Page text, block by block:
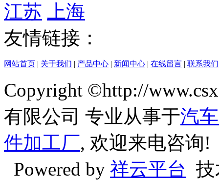
江苏
上海
友情链接：
网站首页 | 关于我们 | 产品中心 | 新闻中心 | 在线留言 | 联系我们
Copyright ©http://
有限公司 专业从事于汽
件加工厂, 欢迎来电咨询!
Powered by 祥云平台